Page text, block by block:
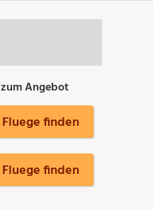
zum Angebot
Fluege finden
Fluege finden